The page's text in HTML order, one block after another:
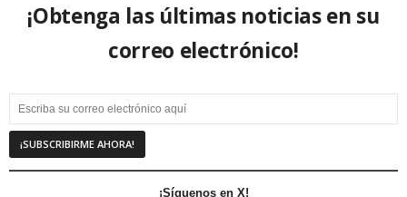
¡Obtenga las últimas noticias en su
correo electrónico!
¡Síguenos en X!